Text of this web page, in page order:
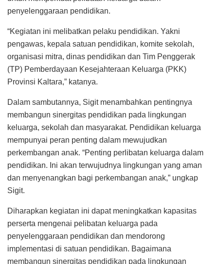
penyelenggaraan pendidikan.
“Kegiatan ini melibatkan pelaku pendidikan. Yakni
pengawas, kepala satuan pendidikan, komite sekolah,
organisasi mitra, dinas pendidikan dan Tim Penggerak
(TP) Pemberdayaan Kesejahteraan Keluarga (PKK)
Provinsi Kaltara,” katanya.
Dalam sambutannya, Sigit menambahkan pentingnya
membangun sinergitas pendidikan pada lingkungan
keluarga, sekolah dan masyarakat. Pendidikan keluarga
mempunyai peran penting dalam mewujudkan
perkembangan anak. “Penting perlibatan keluarga dalam
pendidikan. Ini akan terwujudnya lingkungan yang aman
dan menyenangkan bagi perkembangan anak,” ungkap
Sigit.
Diharapkan kegiatan ini dapat meningkatkan kapasitas
perserta mengenai pelibatan keluarga pada
penyelenggaraan pendidikan dan mendorong
implementasi di satuan pendidikan. Bagaimana
membangun sinergitas pendidikan pada lingkungan